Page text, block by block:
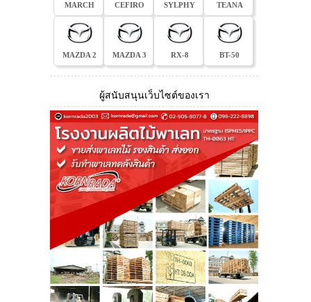
MARCH CEFIRO SYLPHY TEANA
MAZDA 2 MAZDA 3 RX-8 BT-50
ผู้สนับสนุนเว็บไซต์ของเรา